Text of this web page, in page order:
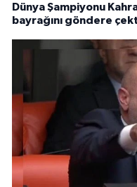
Dünya Şampiyonu
bayrağını göndere